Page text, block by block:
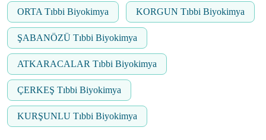
ORTA Tıbbi Biyokimya KORGUN Tıbbi Biyokimya
ŞABANÖZÜ Tıbbi Biyokimya
ATKARACALAR Tıbbi Biyokimya
ÇERKEŞ Tıbbi Biyokimya
KURŞUNLU Tıbbi Biyokimya